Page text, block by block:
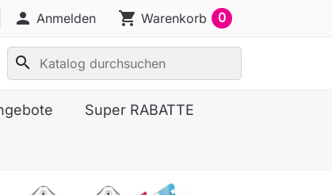
person Anmelden shopping_cart Warenkorb 0
search
Super RABATTE